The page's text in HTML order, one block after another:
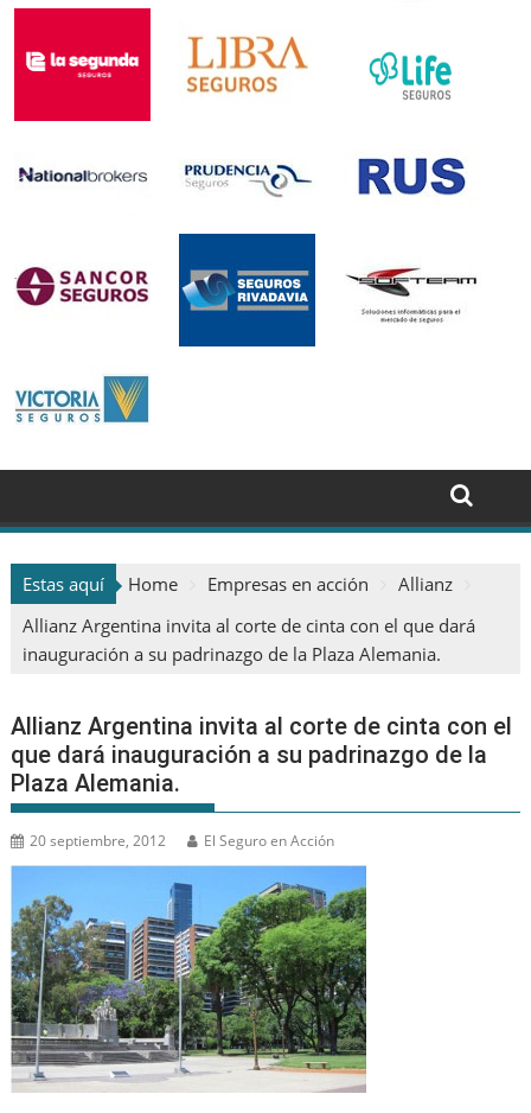
Estas aquí Home Empresas en acción
Allianz
Allianz Argentina invita al corte de cinta con el que dará
inauguración a su padrinazgo de la Plaza Alemania.
Allianz Argentina invita al corte de cinta con el
que dará inauguración a su padrinazgo de la
Plaza Alemania.
20 septiembre, 2012 El Seguro en Acción